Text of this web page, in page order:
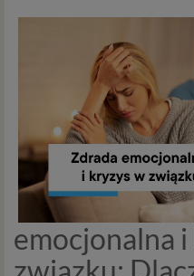
emocjonalna